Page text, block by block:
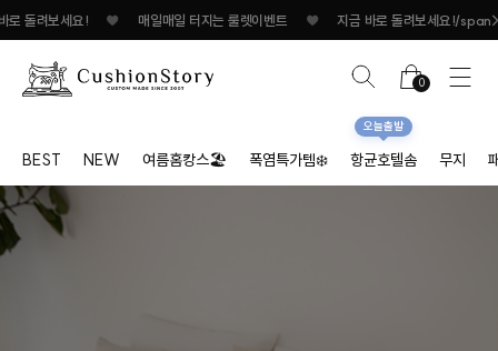
터지는 룰렛이벤트 ♥ 지금 바로 돌려보세요! ♥ 매일매일 터지는 룰렛이벤트
0
BEST NEW 여름홈캉스🏖 폭염특가템❄️ 항균호텔솜
오늘출발
무지